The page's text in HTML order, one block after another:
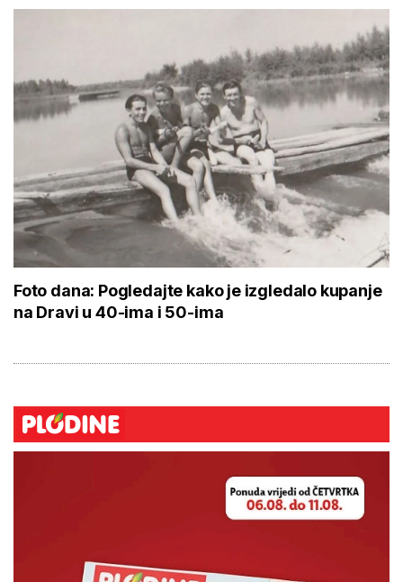
Foto dana: Pogledajte kako je izgledalo kupanje
na Dravi u 40-ima i 50-ima